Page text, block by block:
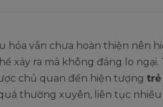
hóa vẫn chưa hoàn thiện nên
xảy ra mà không đáng lo ngại.
chủ quan đến hiện tượng trẻ
thường xuyên, liên tục